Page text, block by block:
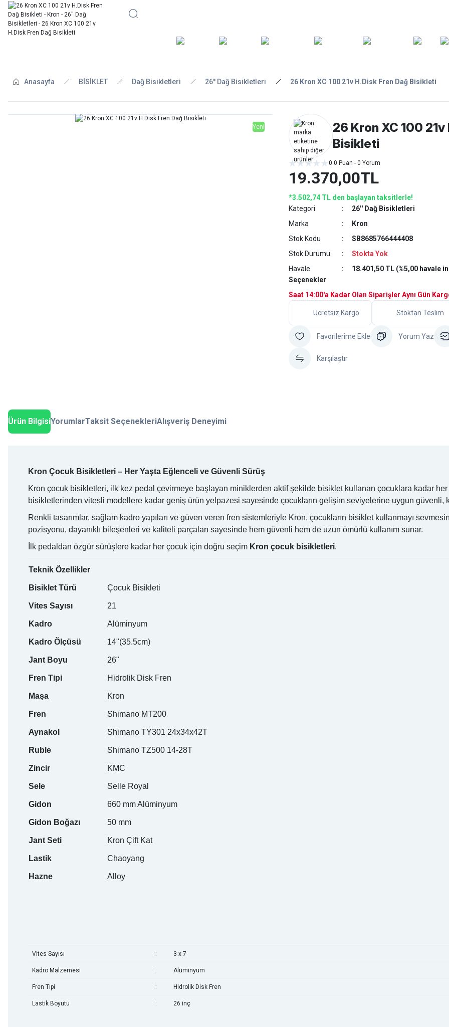
BİSİKLET AKSESUARLAR ASKI/TAŞIMA TAMİR/BAKIM
Anasayfa BİSİKLET Dağ Bisikletleri 26'' Dağ Bisikletleri 26 Kron XC 100 21v H.Disk Fren Dağ Bisikleti
Yeni
26 Kron XC 100
Bisikleti
0.0 Puan - 0 Yorum
19.370,00TL
*3.502,74 TL den başlayan taksitlerle!
Kategori
26'' Dağ Bisikletleri
Marka
Kron
Stok Kodu
SB8685766444408
Stok Durumu
Stokta Yok
Havale
18.401,50 TL (%5,00 havale
Saat 14:00'a Kadar Olan Siparişler Aynı Gün
Seçenekler
Ücretsiz Kargo Stoktan Teslim
Yorum Yaz
Karşılaştır
Ürün BilgisiYorumlarTaksit SeçenekleriAlışveriş Deneyimi
Kron Çocuk Bisikletleri – Her Yaşta Eğlenceli ve Güvenli Sürüş
Kron çocuk bisikletleri, ilk kez pedal çevirmeye başlayan miniklerden aktif şekilde bisiklet kullanan çocuklara kadar
bisikletlerinden vitesli modellere kadar geniş ürün yelpazesi sayesinde çocukların gelişim seviyelerine uygun
Renkli tasarımlar, sağlam kadro yapıları ve güven veren fren sistemleriyle Kron, çocukların bisiklet kullanmayı
pozisyonu, dayanıklı bileşenleri ve kaliteli parçaları sayesinde hem güvenli hem de uzun ömürlü kullanım sunar.
İlk pedaldan özgür sürüşlere kadar her çocuk için doğru seçim Kron çocuk bisikletleri.
Teknik Özellikler
Bisiklet Türü Çocuk Bisikleti
Vites Sayısı 21
Kadro Alüminyum
Kadro Ölçüsü 14"(35.5cm)
Jant Boyu 26"
Fren Tipi Hidrolik Disk Fren
Maşa Kron
Fren Shimano MT200
Aynakol Shimano TY301 24x34x42T
Ruble Shimano TZ500 14-28T
Zincir KMC
Sele Selle Royal
Gidon 660 mm Alüminyum
Gidon Boğazı 50 mm
Jant Seti Kron Çift Kat
Lastik Chaoyang
Hazne Alloy
Vites Sayısı : 3 x 7
Kadro Malzemesi : Alüminyum
Fren Tipi : Hidrolik Disk Fren
Lastik Boyutu : 26 inç